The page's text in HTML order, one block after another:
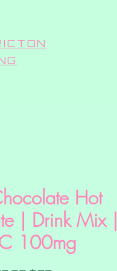
Hot
| Drink Mix |
100mg